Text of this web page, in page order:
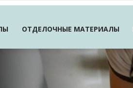
ОТДЕЛОЧНЫЕ МАТЕРИАЛЫ